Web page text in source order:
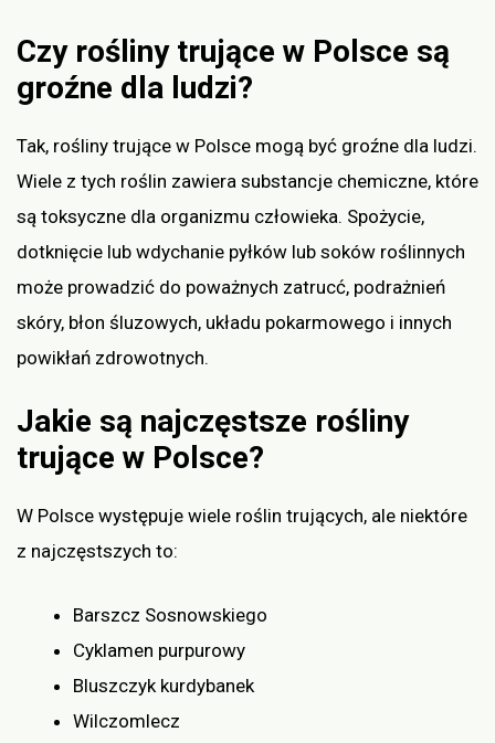
Czy rośliny trujące w Polsce są
groźne dla ludzi?
Tak, rośliny trujące w Polsce mogą być groźne dla ludzi.
Wiele z tych roślin zawiera substancje chemiczne, które
są toksyczne dla organizmu człowieka. Spożycie,
dotknięcie lub wdychanie pyłków lub soków roślinnych
może prowadzić do poważnych zatrucć, podrażnień
skóry, błon śluzowych, układu pokarmowego i innych
powikłań zdrowotnych.
Jakie są najczęstsze rośliny
trujące w Polsce?
W Polsce występuje wiele roślin trujących, ale niektóre
z najczęstszych to:
Barszcz Sosnowskiego
Cyklamen purpurowy
Bluszczyk kurdybanek
Wilczomlecz